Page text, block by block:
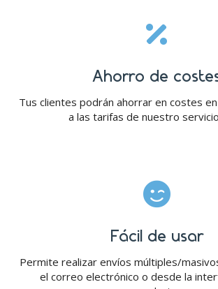

Ahorro de
Tus clientes podrán ahorrar en costes
a las tarifas de nuestro servicio

Fácil de usar
Permite realizar envíos múltiples/
el correo electrónico o desde la